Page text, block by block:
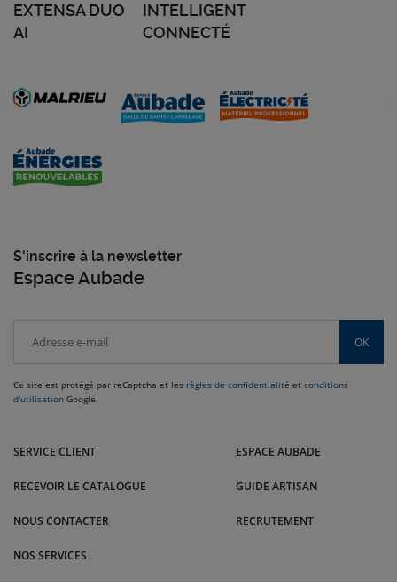
EXTENSA DUO
AI
INTELLIGENT
CONNECTÉ
S'inscrire à la newsletter
Espace Aubade
OK
Ce site est protégé par reCaptcha et les règles de confidentialité et conditions
d'utilisation Google.
Rodez, Toulouse, Cabestany, Montauban, Brive-la-Gaillarde et bien
SERVICE CLIENT
RECEVOIR LE CATALOGUE
NOUS CONTACTER
NOS SERVICES
ESPACE AUBADE
GUIDE ARTISAN
RECRUTEMENT